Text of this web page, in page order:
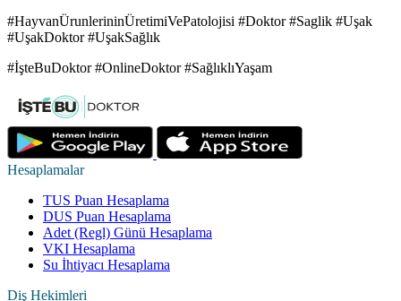
#HayvanÜrunlerininÜretimiVePatolojisi #Doktor #Saglik #Uşak
#UşakDoktor #UşakSağlık
#İşteBuDoktor #OnlineDoktor #SağlıklıYaşam
Hesaplamalar
TUS Puan Hesaplama
DUS Puan Hesaplama
Adet (Regl) Günü Hesaplama
VKI Hesaplama
Su İhtiyacı Hesaplama
Diş Hekimleri